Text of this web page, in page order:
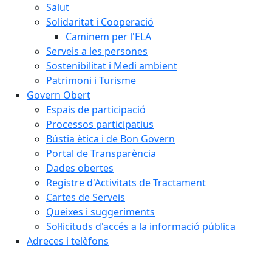
Salut
Solidaritat i Cooperació
Caminem per l'ELA
Serveis a les persones
Sostenibilitat i Medi ambient
Patrimoni i Turisme
Govern Obert
Espais de participació
Processos participatius
Bústia ètica i de Bon Govern
Portal de Transparència
Dades obertes
Registre d'Activitats de Tractament
Cartes de Serveis
Queixes i suggeriments
Sol·licituds d'accés a la informació pública
Adreces i telèfons